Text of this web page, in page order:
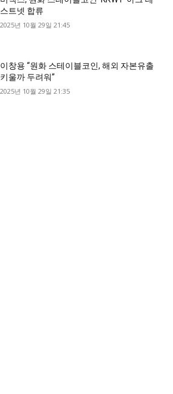
스트넷 합류
2025년 10월 29일 21:45
이창용 “원화 스테이블코인, 해외 자본유출
키울까 두려워”
2025년 10월 29일 21:35